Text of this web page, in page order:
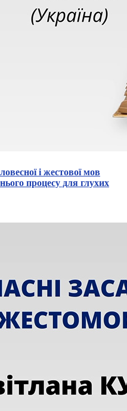
і жестової мов
процесу для глухих